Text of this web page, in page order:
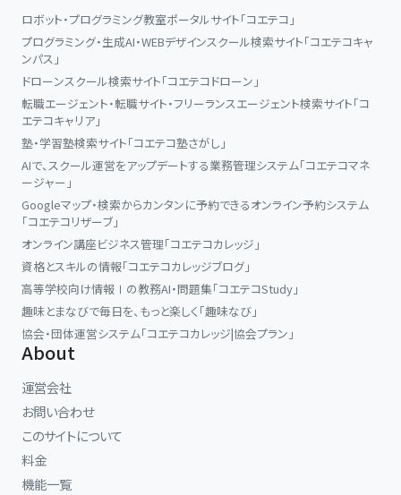
ロボット・プログラミング教室ポータルサイト「コエテコ」
プログラミング・生成AI・WEBデザインスクール検索サイト「コエテコキャ
ンパス」
ドローンスクール検索サイト「コエテコドローン」
転職エージェント・転職サイト・フリーランスエージェント検索サイト「コ
エテコキャリア」
塾・学習塾検索サイト「コエテコ塾さがし」
AIで、スクール運営をアップデートする業務管理システム「コエテコマネ
ージャー」
Googleマップ・検索からカンタンに予約できるオンライン予約システム
「コエテコリザーブ」
オンライン講座ビジネス管理「コエテコカレッジ」
資格とスキルの情報「コエテコカレッジブログ」
高等学校向け情報Ⅰの教務AI・問題集「コエテコStudy」
趣味とまなびで毎日を、もっと楽しく「趣味なび」
協会・団体運営システム「コエテコカレッジ|協会プラン」
About
運営会社
お問い合わせ
このサイトについて
料金
機能一覧